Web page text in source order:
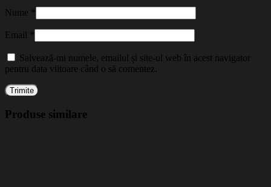
Nume
Email
Salvează-mi numele, emailul și site-ul web în acest navigator
pentru data viitoare când o să comentez.
Produse similare